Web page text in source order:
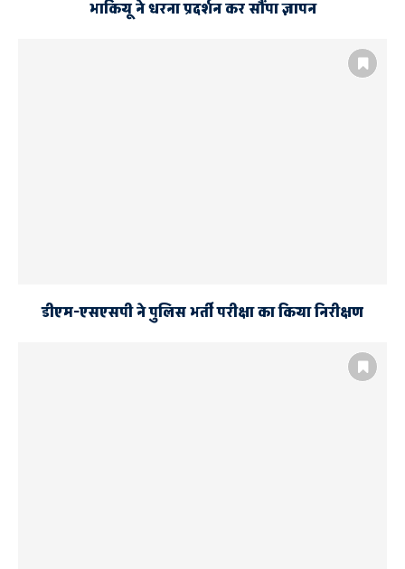
भाकियू ने धरना प्रदर्शन कर सौंपा ज्ञापन
डीएम-एसएसपी ने पुलिस भर्ती परीक्षा का किया निरीक्षण